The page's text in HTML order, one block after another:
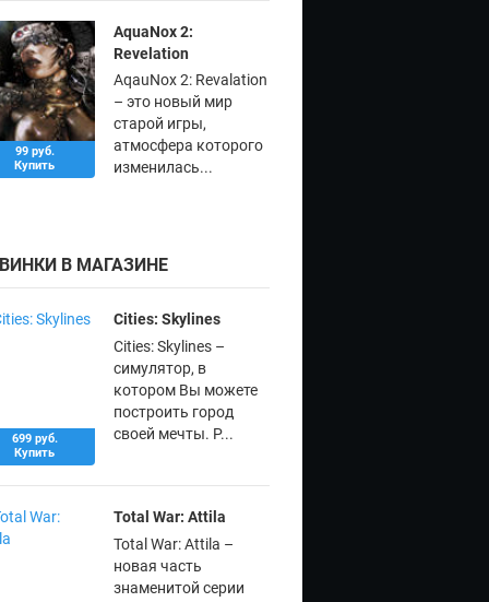
99 руб.
Купить
AquaNox 2:
Revelation
AqauNox 2: Revalation
– это новый мир
старой игры,
атмосфера которого
изменилась...
В МАГАЗИНЕ
699 руб.
Купить
Cities: Skylines
Cities: Skylines –
симулятор, в
котором Вы можете
построить город
своей мечты. Р...
Total War: Attila
Total War: Attila –
новая часть
знаменитой серии